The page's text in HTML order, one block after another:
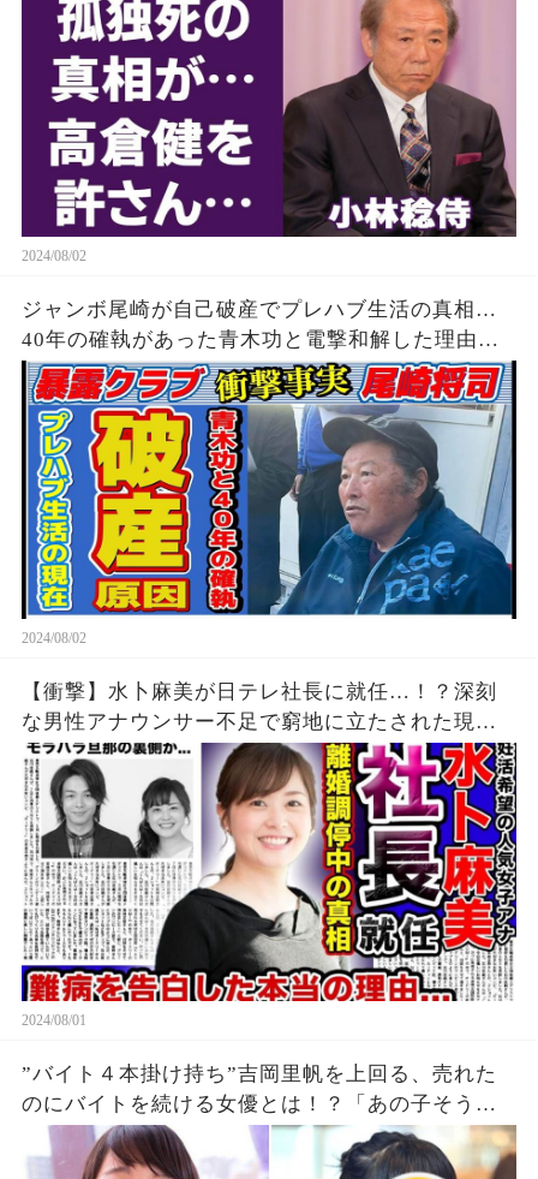
明かした不満に一同驚愕！
2024/08/02
ジャンボ尾崎が自己破産でプレハブ生活の真相…
40年の確執があった青木功と電撃和解した理由に
驚きを隠せない…「ゴルフ」もままならない現在
の病状に驚きを隠せない…
2024/08/02
【衝撃】水卜麻美が日テレ社長に就任…！？深刻
な男性アナウンサー不足で窮地に立たされた現在
がやば
2024/08/01
”バイト４本掛け持ち”吉岡里帆を上回る、売れた
のにバイトを続ける女優とは！？「あの子そうな
の？」「金銭問題とか？」!